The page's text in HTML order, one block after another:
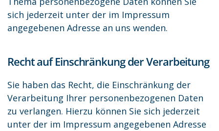
sich jederzeit unter der im Impressum
angegebenen Adresse an uns wenden.
Recht auf Einschränkung der Verarbeitung
Sie haben das Recht, die Einschränkung der
Verarbeitung Ihrer personenbezogenen Daten
zu verlangen. Hierzu können Sie sich jederzeit
unter der im Impressum angegebenen Adresse